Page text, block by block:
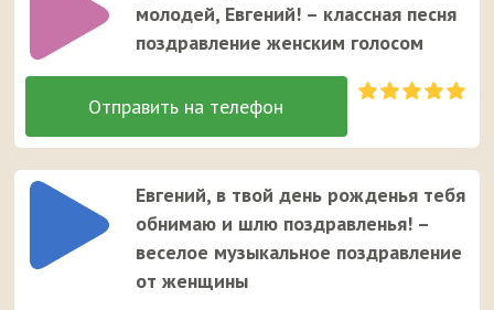
молодей, Евгений! – классная песня
поздравление женским голосом
Евгений, в твой день рожденья тебя
обнимаю и шлю поздравленья! –
веселое музыкальное поздравление
от женщины